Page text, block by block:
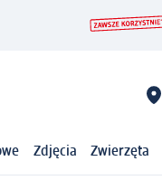
Zdjęcia Zwierzęta